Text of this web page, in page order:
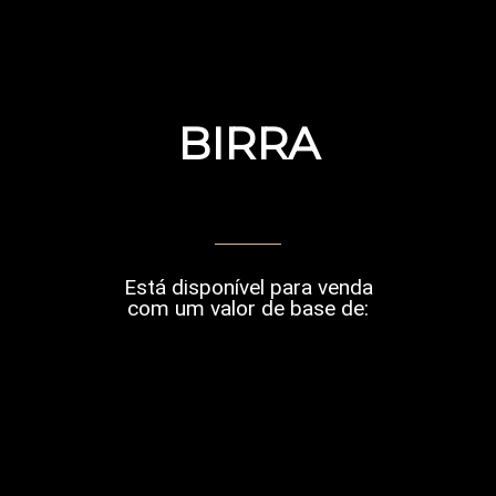
BIRRA
Está disponível para venda
com um valor de base de: